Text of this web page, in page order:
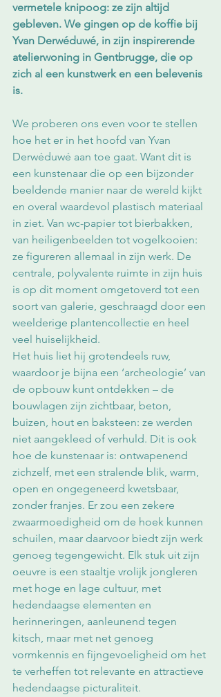
vermetele knipoog: ze zijn altijd
gebleven. We gingen op de koffie bij
Yvan Derwéduwé, in zijn inspirerende
atelierwoning in Gentbrugge, die op
zich al een kunstwerk en een belevenis
is.
We proberen ons even voor te stellen
hoe het er in het hoofd van Yvan
Derwéduwé aan toe gaat. Want dit is
een kunstenaar die op een bijzonder
beeldende manier naar de wereld kijkt
en overal waardevol plastisch materiaal
in ziet. Van wc-papier tot bierbakken,
van heiligenbeelden tot vogelkooien:
ze figureren allemaal in zijn werk. De
centrale, polyvalente ruimte in zijn huis
is op dit moment omgetoverd tot een
soort van galerie, geschraagd door een
weelderige plantencollectie en heel
veel huiselijkheid.
Het huis liet hij grotendeels ruw,
waardoor je bijna een ‘archeologie’ van
de opbouw kunt ontdekken – de
bouwlagen zijn zichtbaar, beton,
buizen, hout en baksteen: ze werden
niet aangekleed of verhuld. Dit is ook
hoe de kunstenaar is: ontwapenend
zichzelf, met een stralende blik, warm,
open en ongegeneerd kwetsbaar,
zonder franjes. Er zou een zekere
zwaarmoedigheid om de hoek kunnen
schuilen, maar daarvoor biedt zijn werk
genoeg tegengewicht. Elk stuk uit zijn
oeuvre is een staaltje vrolijk jongleren
met hoge en lage cultuur, met
hedendaagse elementen en
herinneringen, aanleunend tegen
kitsch, maar met net genoeg
vormkennis en fijngevoeligheid om het
te verheffen tot relevante en attractieve
hedendaagse picturaliteit.